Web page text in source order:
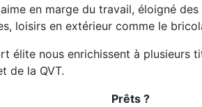
en marge du travail, éloigné
loisirs en extérieur comme le
élite nous enrichissent à
de la QVT.
Prêts ?